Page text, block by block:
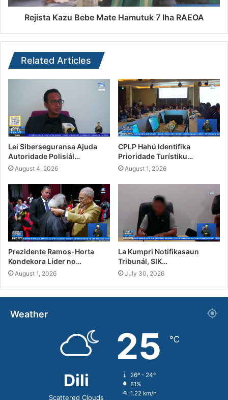
Rejista Kazu Bebe Mate Hamutuk 7 Iha RAEOA
Related Articles
Lei Siberseguransa Ajuda
Autoridade Polisiál…
August 4, 2026
CPLP Hahú Identifika
Prioridade Turístiku…
August 1, 2026
Prezidente Ramos-Horta
Kondekora Líder no…
August 1, 2026
La Kumpri Notifikasaun
Tribunál, SIK…
July 30, 2026
Weather
Dili
Scattered Clouds
25 ℃
26º - 24º
81%
1.22 km/h